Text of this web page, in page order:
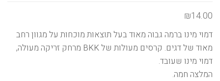
₪14.00
דמוי מינו ברמה גבוה מאוד בעל תוצאות מוכחות על מגוון רחב
מאוד של דגים. קרסים מעולות של BKK מרחק זריקה מעולה,
דמוי מינו שעובד.
המלצה חמה.